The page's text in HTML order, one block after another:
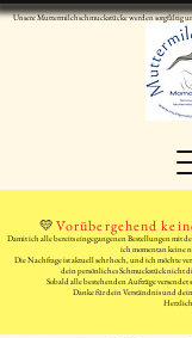
Unsere Muttermilchschmuckstücke werden sorgfältig
💛Vorübergehend
Damit ich alle bereits eingegangenen Bestellungen mit
ich momentan keine
Die Nachfrage ist aktuell sehr hoch, und ich möchte
dein persönliches Schmuckstück nicht
Sobald alle bestehenden Aufträge
Danke für dein Verständnis und